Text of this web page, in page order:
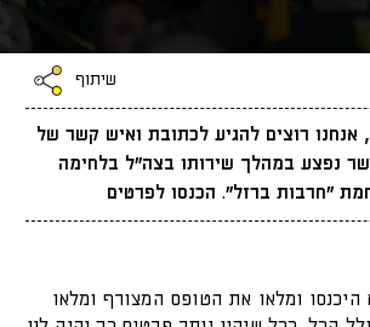
שיתוף
אנחנו רוצים להגיע לכתובת ואיש קשר של
נפצע במהלך שירותו בצה"ל בלחימה
"חרבות ברזל". הכנסו לפרטים
היכנסו ומלאו את הטופס המצורף ומלאו